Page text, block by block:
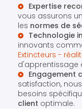
Expertise
vous assurons
les normes de
Technologie
innovants
Extincteurs -
d'apprentissage
Engagement
satisfaction,
besoins
client optimale.